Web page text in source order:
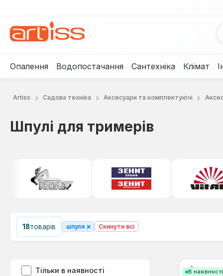
Опалення Водопостачання Сантехніка Клімат
Artiss Садова техніка Аксесуари та комплектуючі
Шпулі для тримерів
18товарів шпуля × Скинути всі
Тільки в наявності В наявності